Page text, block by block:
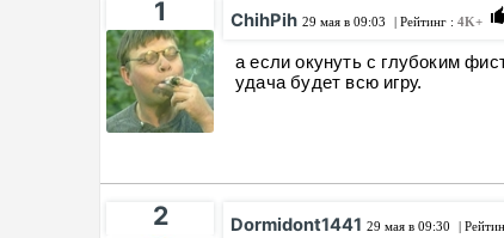
1 ChihPih 29 мая в 09:03 | Рейтинг : 4K+
а если окунуть с глубоким
удача будет всю игру.
2 Dormidont1441 29 мая в 09:30 |